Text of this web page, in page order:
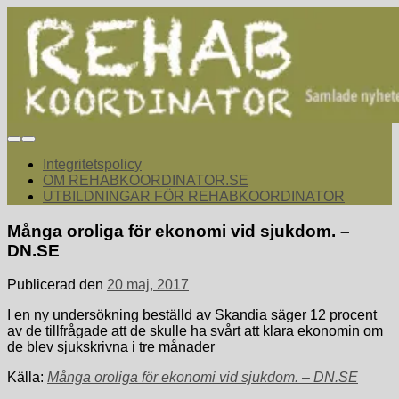
Hoppa
innehåll
samordna rehabiliterande åtgärder för återgång i arbete.
Integritetspolicy
OM REHABKOORDINATOR.SE
UTBILDNINGAR FÖR REHABKOORDINATOR
Många oroliga för ekonomi vid sjukdom. –
DN.SE
Publicerad den 20 maj, 2017
I en ny undersökning beställd av Skandia säger 12 procent
av de tillfrågade att de skulle ha svårt att klara ekonomin om
de blev sjukskrivna i tre månader
Källa: Många oroliga för ekonomi vid sjukdom. – DN.SE